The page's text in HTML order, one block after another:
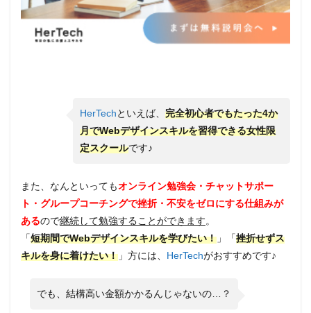
HerTechといえば、 完全初心者でもたった4か
月でWebデザインスキルを習得できる女性限
定スクールです♪
また、なんといってもオンライン勉強会・チャットサポー
ト・グループコーチングで挫折・不安をゼロにする仕組みが
あるので継続して勉強することができます。
「短期間でWebデザインスキルを学びたい！ 」「挫折せずス
キルを身に着けたい！ 」方には、 HerTechがおすすめです♪
でも、結構高い金額かかるんじゃないの…？